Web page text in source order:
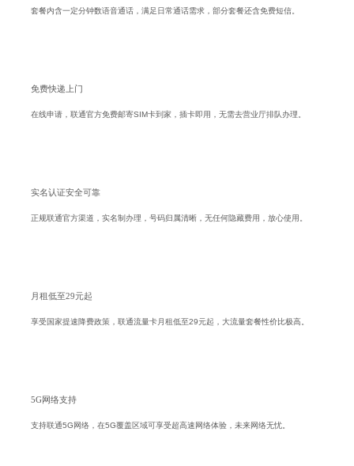
套餐内含一定分钟数语音通话，满足日常通话需求，部分套餐还含免费短信。
免费快递上门
在线申请，联通官方免费邮寄SIM卡到家，插卡即用，无需去营业厅排队办理。
实名认证安全可靠
正规联通官方渠道，实名制办理，号码归属清晰，无任何隐藏费用，放心使用。
月租低至29元起
享受国家提速降费政策，联通流量卡月租低至29元起，大流量套餐性价比极高。
5G网络支持
支持联通5G网络，在5G覆盖区域可享受超高速网络体验，未来网络无忧。